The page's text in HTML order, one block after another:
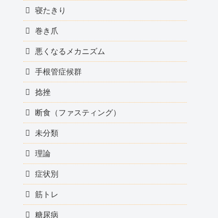
寝たきり
巻き爪
悪くなるメカニズム
手根管症候群
捻挫
断食（ファスティング）
未分類
理論
症状別
筋トレ
糖尿病